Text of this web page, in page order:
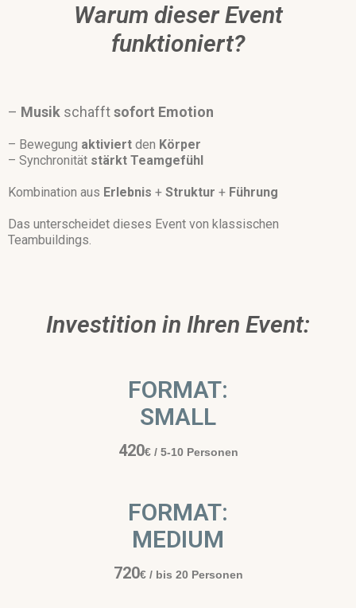
Warum dieser Event
funktioniert?
– Musik schafftsofort Emotion
– Bewegung aktiviert den Körper
– Synchronität stärkt Teamgefühl
Kombination aus Erlebnis + Struktur + Führung
Das unterscheidet dieses Event von klassischen
Teambuildings.
Investition in Ihren Event:
FORMAT:
SMALL
420€/ 5-10 Personen
FORMAT:
MEDIUM
720€/ bis 20 Personen